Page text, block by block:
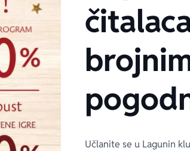
Učlanite se u Lagunin